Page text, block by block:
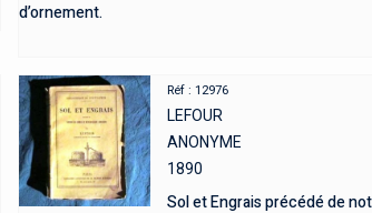
d’ornement.
Réf : 12976
LEFOUR
ANONYME
1890
Sol et Engrais précédé de